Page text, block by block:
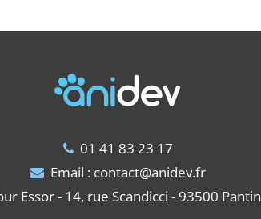
01 41 83 23 17
Email : contact@anidev.fr
Essor - 14, rue Scandicci - 93500 Pantin